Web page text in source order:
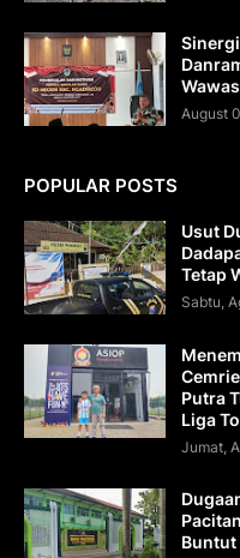
August
POPULAR POSTS
Usut
Tetap
Sabtu,
Putra
Liga
Jumat,
Buntut